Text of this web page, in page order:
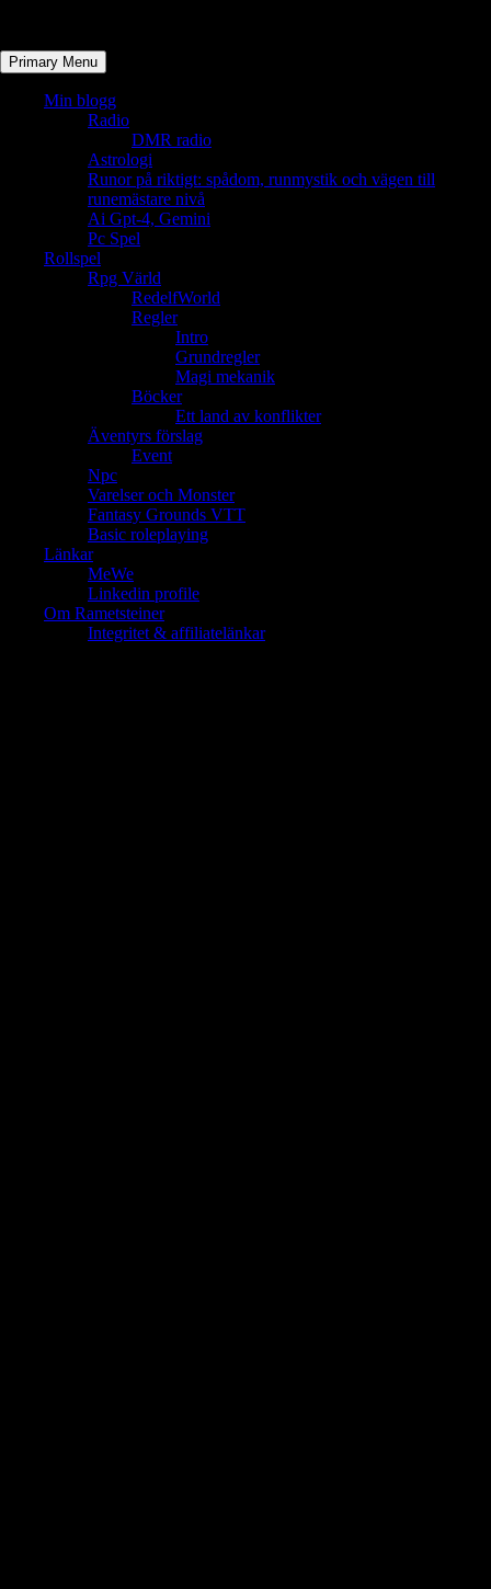
Primary Menu
Min blogg
Radio
DMR radio
Astrologi
Runor på riktigt: spådom, runmystik och vägen till
runemästare nivå
Ai Gpt-4, Gemini
Pc Spel
Rollspel
Rpg Värld
RedelfWorld
Regler
Intro
Grundregler
Magi mekanik
Böcker
Ett land av konflikter
Äventyrs förslag
Event
Npc
Varelser och Monster
Fantasy Grounds VTT
Basic roleplaying
Länkar
MeWe
Linkedin profile
Om Rametsteiner
Integritet & affiliatelänkar